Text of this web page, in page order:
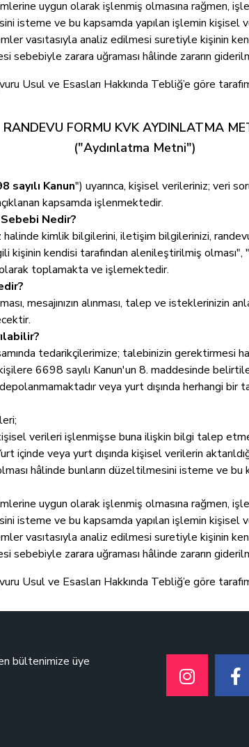
uygun olarak işlenmiş olmasına rağmen,
isteme ve bu kapsamda yapılan işlemin kişisel
vasıtasıyla analiz edilmesi suretiyle kişinin
sebebiyle zarara uğraması hâlinde zararın
Usul ve Esasları Hakkında Tebliğ’e göre
RANDEVU FORMU KVK AYDINLATMA
("Aydınlatma Metni")
sayılı Kanun") uyarınca, kişisel verileriniz; veri
kapsamda işlenmektedir.
Nedir?
kimlik bilgilerini, iletişim bilgilerinizi,
kendisi tarafından alenileştirilmiş olması",
toplamakta ve işlemektedir.
mesajınızın alınması, talep ve isteklerinizin
tedarikçilerimize; talebinizin gerektirmesi
6698 sayılı Kanun'un 8. maddesinde
veya yurt dışında herhangi bir
verileri işlenmişse buna ilişkin bilgi talep
içinde veya yurt dışında kişisel verilerin
hâlinde bunların düzeltilmesini isteme ve bu
uygun olarak işlenmiş olmasına rağmen,
isteme ve bu kapsamda yapılan işlemin kişisel
vasıtasıyla analiz edilmesi suretiyle kişinin
sebebiyle zarara uğraması hâlinde zararın
Usul ve Esasları Hakkında Tebliğ’e göre
bültenimize üye